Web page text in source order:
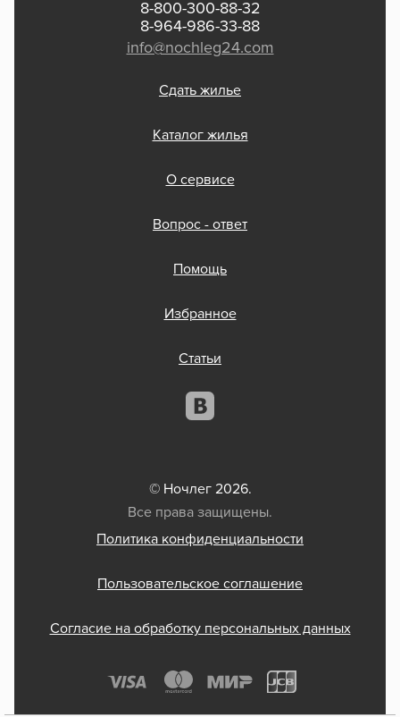
8-800-300-88-32
8-964-986-33-88
info@nochleg24.com
Сдать жилье
Каталог жилья
О сервисе
Вопрос - ответ
Помощь
Избранное
Статьи
© Ночлег 2026.
Все права защищены.
Политика конфиденциальности
Пользовательское соглашение
Согласие на обработку персональных данных